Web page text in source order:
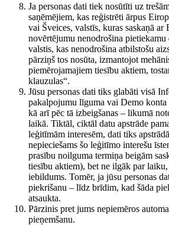
Ja personas dati tiek nosūtīti uz
saņēmējiem, kas reģistrēti ārpus
vai Šveices, valstīs, kuras saskaņā ar
novērtējumu nenodrošina pietiekamu
valstis, kas nenodrošina atbilstošu
pārziņš tos nosūta, izmantojot
piemērojamajiem tiesību aktiem,
klauzulas“.
Jūsu personas dati tiks glabāti visā
pakalpojumu līguma vai Demo konta
kā arī pēc tā izbeigšanas – likumā
laikā. Tiktāl, ciktāl datu apstrāde
leģitīmām interesēm, dati tiks
nepieciešams šo leģitīmo interešu
prasību noilguma termiņa beigām
tiesību aktiem), bet ne ilgāk par
iebildums. Tomēr, ja jūsu personas
piekrišanu – līdz brīdim, kad šāda
atsaukta.
Pārzinis pret jums nepiemēros
pieņemšanu.